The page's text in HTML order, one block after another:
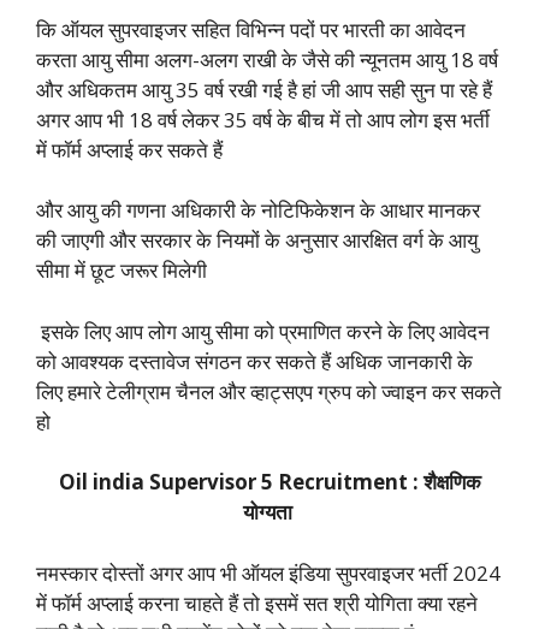
कि ऑयल सुपरवाइजर सहित विभिन्न पदों पर भारती का आवेदन
करता आयु सीमा अलग-अलग राखी के जैसे की न्यूनतम आयु 18 वर्ष
और अधिकतम आयु 35 वर्ष रखी गई है हां जी आप सही सुन पा रहे हैं
अगर आप भी 18 वर्ष लेकर 35 वर्ष के बीच में तो आप लोग इस भर्ती
में फॉर्म अप्लाई कर सकते हैं
और आयु की गणना अधिकारी के नोटिफिकेशन के आधार मानकर
की जाएगी और सरकार के नियमों के अनुसार आरक्षित वर्ग के आयु
सीमा में छूट जरूर मिलेगी
इसके लिए आप लोग आयु सीमा को प्रमाणित करने के लिए आवेदन
को आवश्यक दस्तावेज संगठन कर सकते हैं अधिक जानकारी के
लिए हमारे टेलीग्राम चैनल और व्हाट्सएप ग्रुप को ज्वाइन कर सकते
हो
Oil india Supervisor 5 Recruitment : शैक्षणिक
योग्यता
नमस्कार दोस्तों अगर आप भी ऑयल इंडिया सुपरवाइजर भर्ती 2024
में फॉर्म अप्लाई करना चाहते हैं तो इसमें सत श्री योगिता क्या रहने